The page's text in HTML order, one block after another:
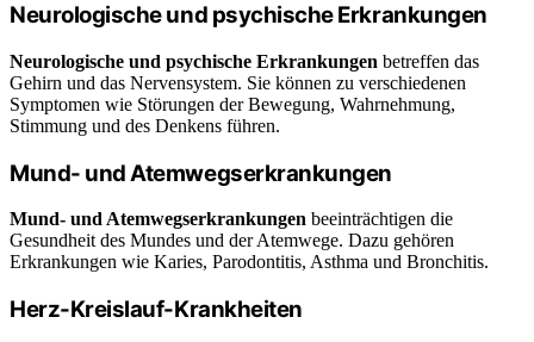
Neurologische und psychische Erkrankungen
Neurologische und psychische Erkrankungen betreffen das
Gehirn und das Nervensystem. Sie können zu verschiedenen
Symptomen wie Störungen der Bewegung, Wahrnehmung,
Stimmung und des Denkens führen.
Mund- und Atemwegserkrankungen
Mund- und Atemwegserkrankungen beeinträchtigen die
Gesundheit des Mundes und der Atemwege. Dazu gehören
Erkrankungen wie Karies, Parodontitis, Asthma und Bronchitis.
Herz-Kreislauf-Krankheiten